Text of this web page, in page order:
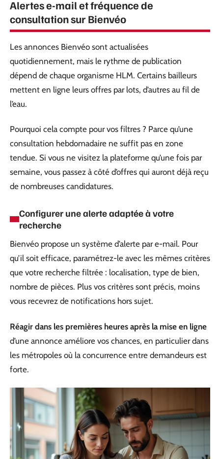
Alertes e-mail et fréquence de
consultation sur Bienvéo
Les annonces Bienvéo sont actualisées
quotidiennement, mais le rythme de publication
dépend de chaque organisme HLM. Certains bailleurs
mettent en ligne leurs offres par lots, d’autres au fil de
l’eau.
Pourquoi cela compte pour vos filtres ? Parce qu’une
consultation hebdomadaire ne suffit pas en zone
tendue. Si vous ne visitez la plateforme qu’une fois par
semaine, vous passez à côté d’offres qui auront déjà reçu
de nombreuses candidatures.
Configurer une alerte adaptée à votre
recherche
Bienvéo propose un système d’alerte par e-mail. Pour
qu’il soit efficace, paramétrez-le avec les mêmes critères
que votre recherche filtrée : localisation, type de bien,
nombre de pièces. Plus vos critères sont précis, moins
vous recevrez de notifications hors sujet.
Réagir dans les premières heures après la mise en ligne
d’une annonce améliore vos chances, en particulier dans
les métropoles où la concurrence entre demandeurs est
forte.